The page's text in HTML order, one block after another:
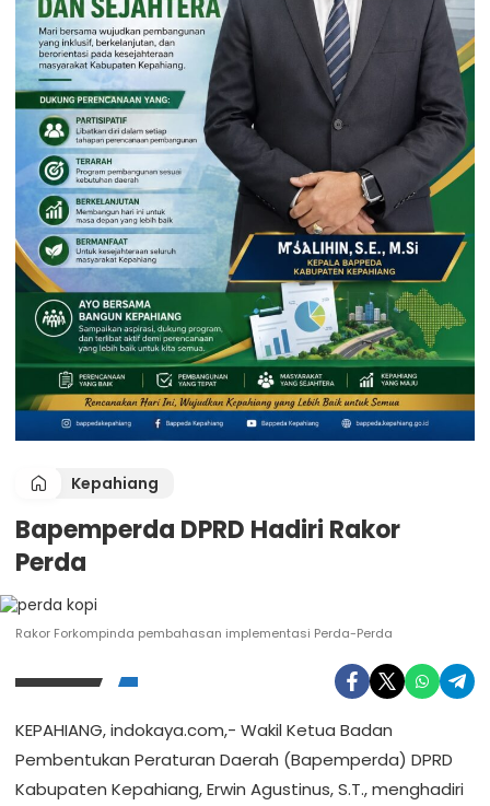
Kepahiang
Bapemperda DPRD Hadiri Rakor
Perda
Rakor Forkompinda pembahasan implementasi Perda-Perda
KEPAHIANG, indokaya.com,- Wakil Ketua Badan
Pembentukan Peraturan Daerah (Bapemperda) DPRD
Kabupaten Kepahiang, Erwin Agustinus, S.T., menghadiri